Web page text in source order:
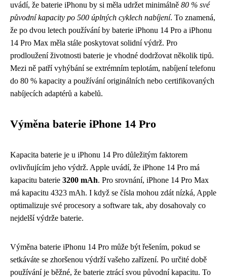
uvádí, že baterie iPhonu by si měla udržet minimálně 80 % své
původní kapacity po 500 úplných cyklech nabíjení. To znamená,
že po dvou letech používání by baterie iPhonu 14 Pro a iPhonu
14 Pro Max měla stále poskytovat solidní výdrž. Pro
prodloužení životnosti baterie je vhodné dodržovat několik tipů.
Mezi ně patří vyhýbání se extrémním teplotám, nabíjení telefonu
do 80 % kapacity a používání originálních nebo certifikovaných
nabíjecích adaptérů a kabelů.
Výměna baterie iPhone 14 Pro
Kapacita baterie je u iPhonu 14 Pro důležitým faktorem
ovlivňujícím jeho výdrž. Apple uvádí, že iPhone 14 Pro má
kapacitu baterie 3200 mAh. Pro srovnání, iPhone 14 Pro Max
má kapacitu 4323 mAh. I když se čísla mohou zdát nízká, Apple
optimalizuje své procesory a software tak, aby dosahovaly co
nejdelší výdrže baterie.
Výměna baterie iPhonu 14 Pro může být řešením, pokud se
setkáváte se zhoršenou výdrží vašeho zařízení. Po určité době
používání je běžné, že baterie ztrácí svou původní kapacitu. To